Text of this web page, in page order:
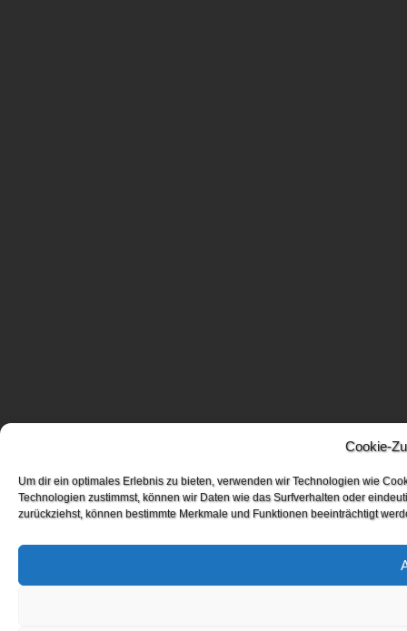
Cookie-
Um dir ein optimales Erlebnis zu bieten, verwenden wir Technologien wie
Technologien zustimmst, können wir Daten wie das Surfverhalten oder
zurückziehst, können bestimmte Merkmale und Funktionen beeinträchtigt